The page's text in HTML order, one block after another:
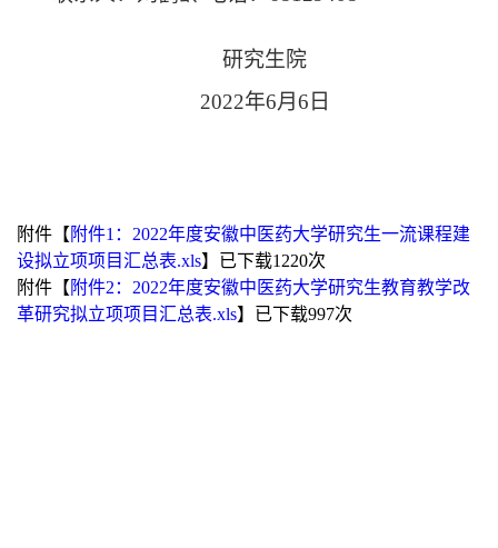
研究生院
2022年6月 6 日
附件【 附件1：2022年度安徽中医药大学研究生一流课程建
设拟立项项目汇总表.xls】已下载1220次
附件【 附件2：2022年度安徽中医药大学研究生教育教学改
革研究拟立项项目汇总表.xls】已下载997次